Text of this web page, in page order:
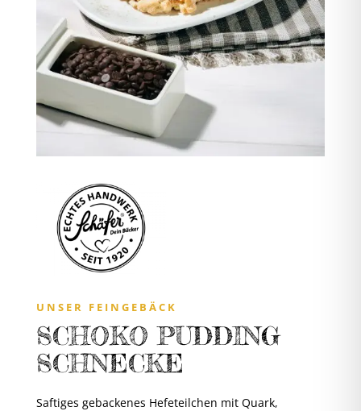
UNSER FEINGEBÄCK
SCHOKO PUDDING
SCHNECKE
Saftiges gebackenes Hefeteilchen mit Quark,